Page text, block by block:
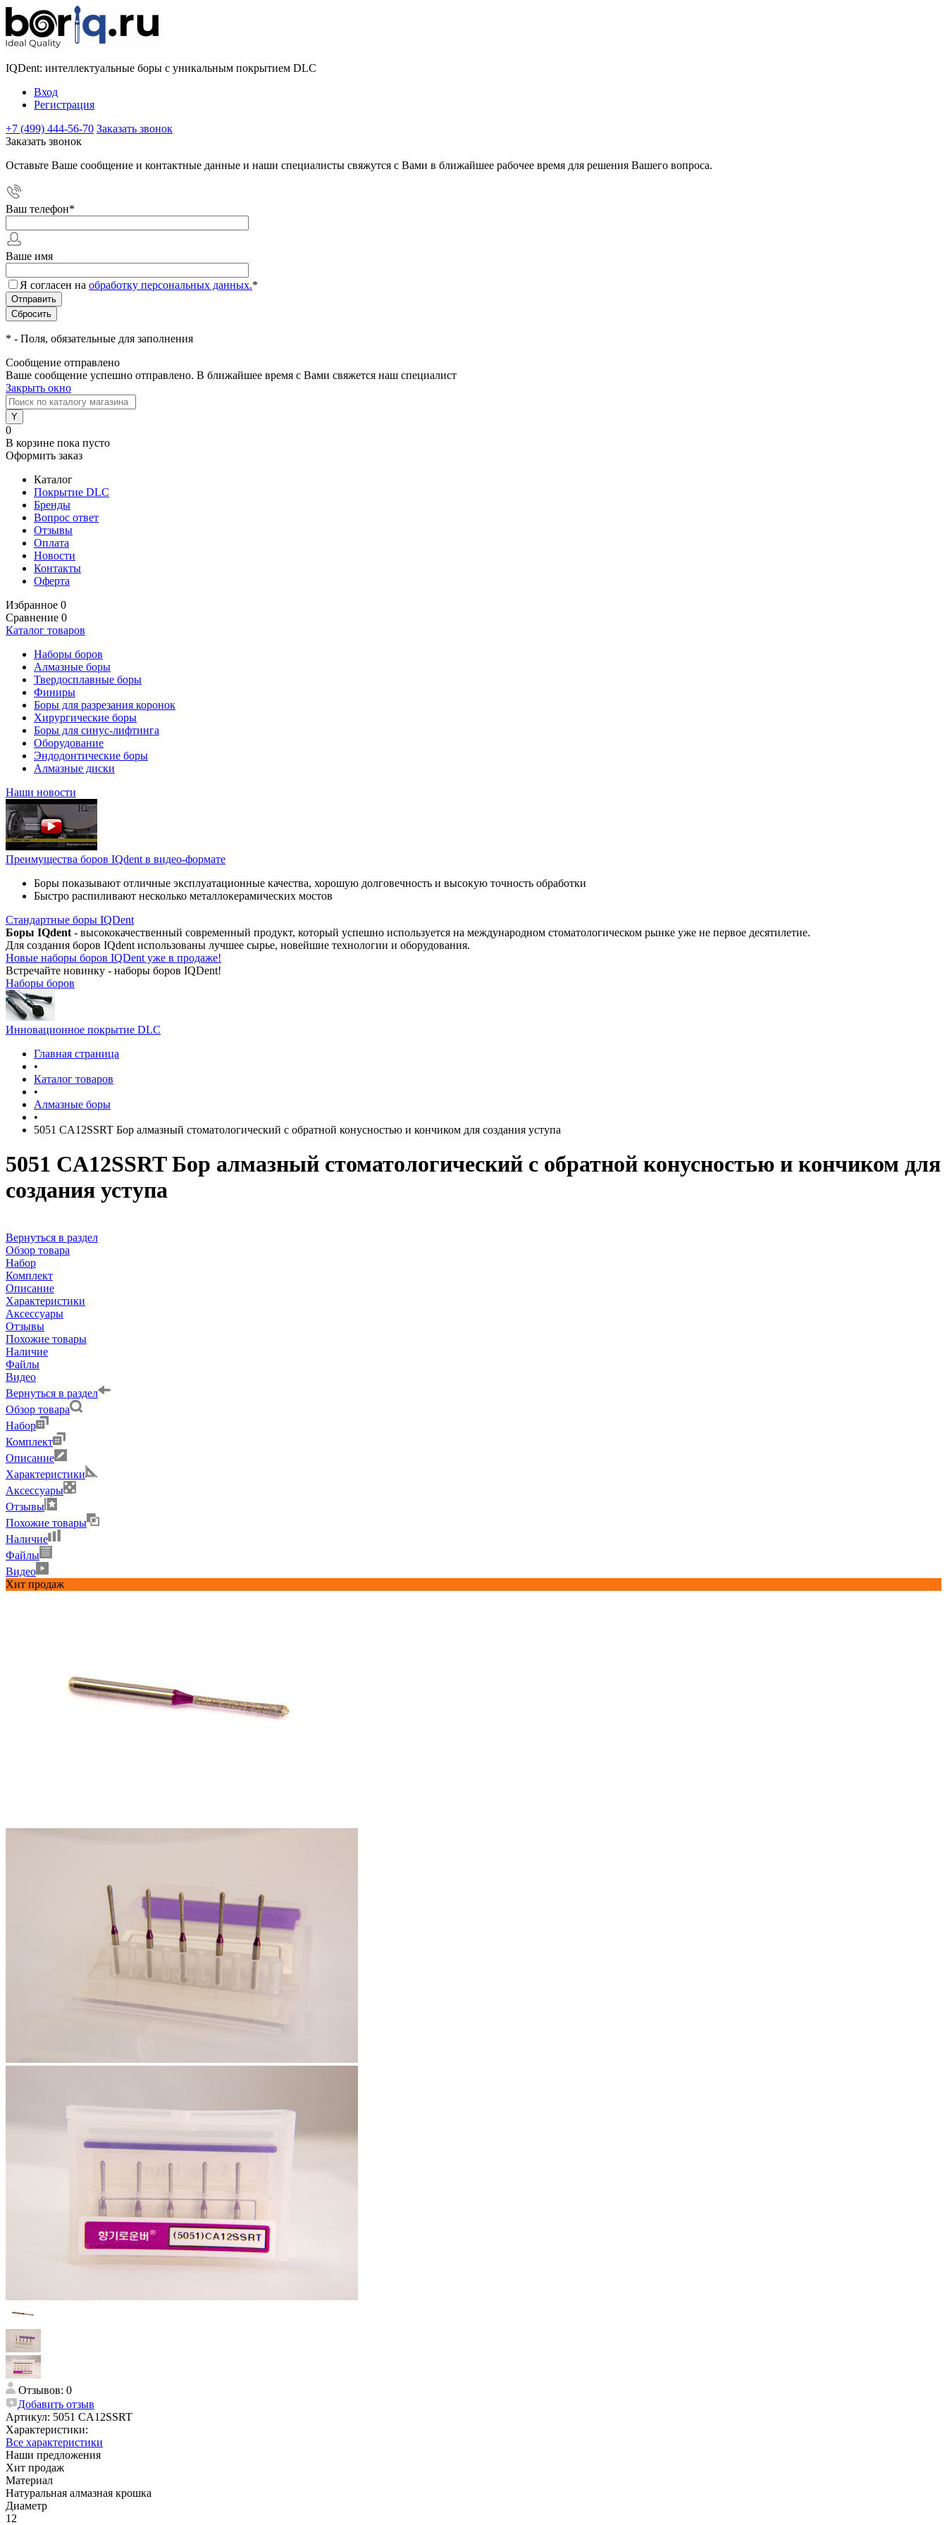
IQDent: интеллектуальные боры с уникальным покрытием DLC
Вход
Регистрация
+7 (499) 444-56-70 Заказать звонок
Заказать звонок
Оставьте Ваше сообщение и контактные данные и наши специалисты свяжутся с Вами в ближайшее рабочее время для решения Вашего вопроса.
Ваш телефон*
Ваше имя
Я согласен на обработку персональных данных.*
* - Поля, обязательные для заполнения
Сообщение отправлено
Ваше сообщение успешно отправлено. В ближайшее время с Вами свяжется наш специалист
Закрыть окно
0
В корзине пока пусто
Оформить заказ
Каталог
Покрытие DLC
Бренды
Вопрос ответ
Отзывы
Оплата
Новости
Контакты
Оферта
Избранное 0
Сравнение 0
Каталог товаров
Наборы боров
Алмазные боры
Твердосплавные боры
Финиры
Боры для разрезания коронок
Хирургические боры
Боры для синус-лифтинга
Оборудование
Эндодонтические боры
Алмазные диски
Наши новости
Преимущества боров IQdent в видео-формате
Боры показывают отличные эксплуатационные качества, хорошую долговечность и высокую точность обработки
Быстро распиливают несколько металлокерамических мостов
Стандартные боры IQDent
Боры IQdent - высококачественный современный продукт, который успешно используется на международном стоматологическом рынке уже не первое десятилетие.
Для создания боров IQdent использованы лучшее сырье, новейшие технологии и оборудования.
Новые наборы боров IQDent уже в продаже!
Встречайте новинку - наборы боров IQDent!
Наборы боров
Инновационное покрытие DLC
Главная страница
•
Каталог товаров
•
Алмазные боры
•
5051 CA12SSRT Бор алмазный стоматологический с обратной конусностью и кончиком для создания уступа
5051 CA12SSRT Бор алмазный стоматологический с обратной конусностью и кончиком для
создания уступа
Вернуться в раздел
Обзор товара
Набор
Комплект
Описание
Характеристики
Аксессуары
Отзывы
Похожие товары
Наличие
Файлы
Видео
Вернуться в раздел
Обзор товара
Набор
Комплект
Описание
Характеристики
Аксессуары
Отзывы
Похожие товары
Наличие
Файлы
Видео
Хит продаж
Отзывов: 0
Добавить отзыв
Артикул: 5051 CA12SSRT
Характеристики:
Все характеристики
Наши предложения
Хит продаж
Материал
Натуральная алмазная крошка
Диаметр
12